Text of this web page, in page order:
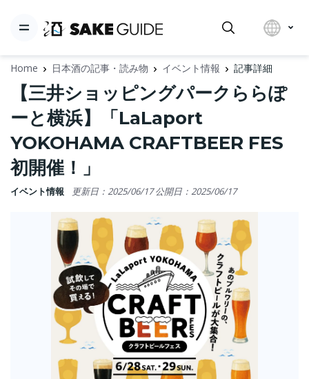
Home 日本酒の記事・読み物 イベント情報 記事詳細
【三井ショッピングパークららぽ
ーと横浜】「LaLaport
YOKOHAMA CRAFTBEER FES
初開催！」
イベント情報 更新日：2025/06/17公開日：2025/06/17